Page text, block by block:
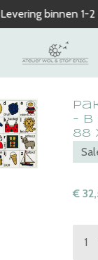
Levering binnen 1-
- b
88
€